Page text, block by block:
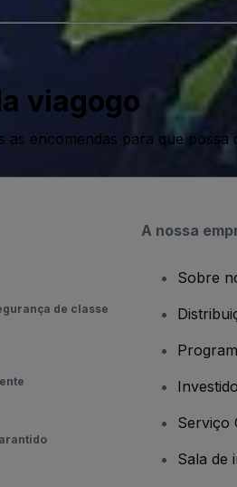
viagogo
as encomendas para que
de classe
A nossa
Sobre
Serviço
Sala de